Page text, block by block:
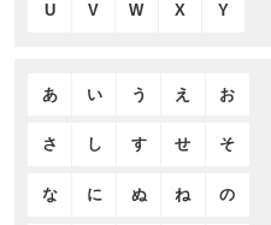
U V W X Y
あ い う え お
さ し す せ そ
な に ぬ ね の